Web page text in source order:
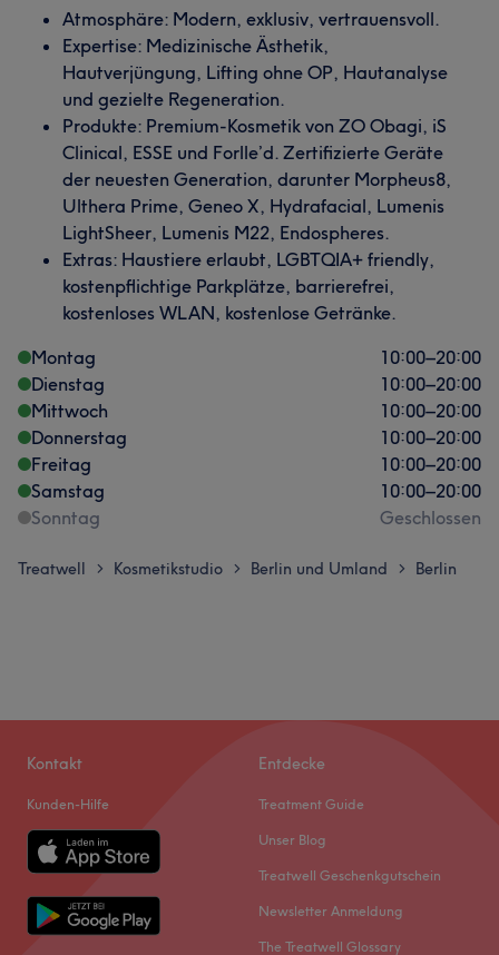
Atmosphäre: Modern, exklusiv, vertrauensvoll.
Expertise: Medizinische Ästhetik,
Hautverjüngung, Lifting ohne OP, Hautanalyse
und gezielte Regeneration.
Produkte: Premium-Kosmetik von ZO Obagi, iS
Clinical, ESSE und Forlle’d. Zertifizierte Geräte
der neuesten Generation, darunter Morpheus8,
Ulthera Prime, Geneo X, Hydrafacial, Lumenis
LightSheer, Lumenis M22, Endospheres.
Extras: Haustiere erlaubt, LGBTQIA+ friendly,
kostenpflichtige Parkplätze, barrierefrei,
kostenloses WLAN, kostenlose Getränke.
Montag
10:00–20:00
Dienstag
10:00–20:00
Mittwoch
10:00–20:00
Donnerstag
10:00–20:00
Freitag
10:00–20:00
Samstag
10:00–20:00
Sonntag
Geschlossen
Treatwell > Kosmetikstudio > Berlin und Umland > Berlin
Kontakt
Kunden-Hilfe
Entdecke
Treatment Guide
Unser Blog
Treatwell Geschenkgutschein
Newsletter Anmeldung
The Treatwell Glossary